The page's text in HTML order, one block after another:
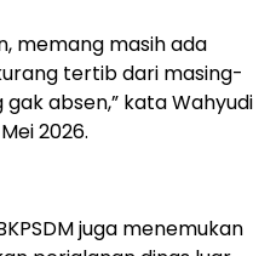
memang masih ada
tertib dari masing-
gak absen,” kata Wahyudi
2026.
juga menemukan